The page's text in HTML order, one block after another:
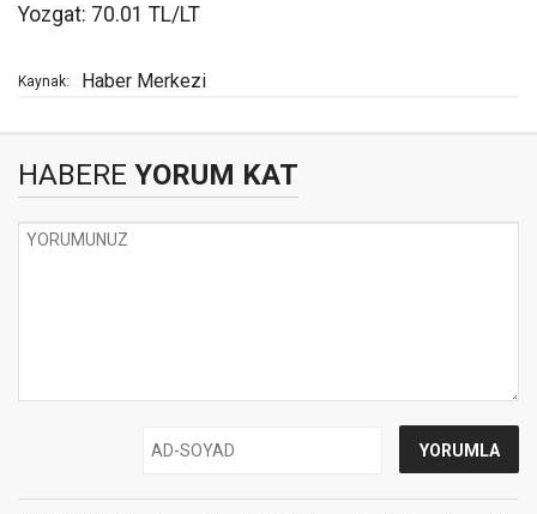
Yozgat: 70.01 TL/LT
Kaynak: Haber Merkezi
HABERE YORUM KAT